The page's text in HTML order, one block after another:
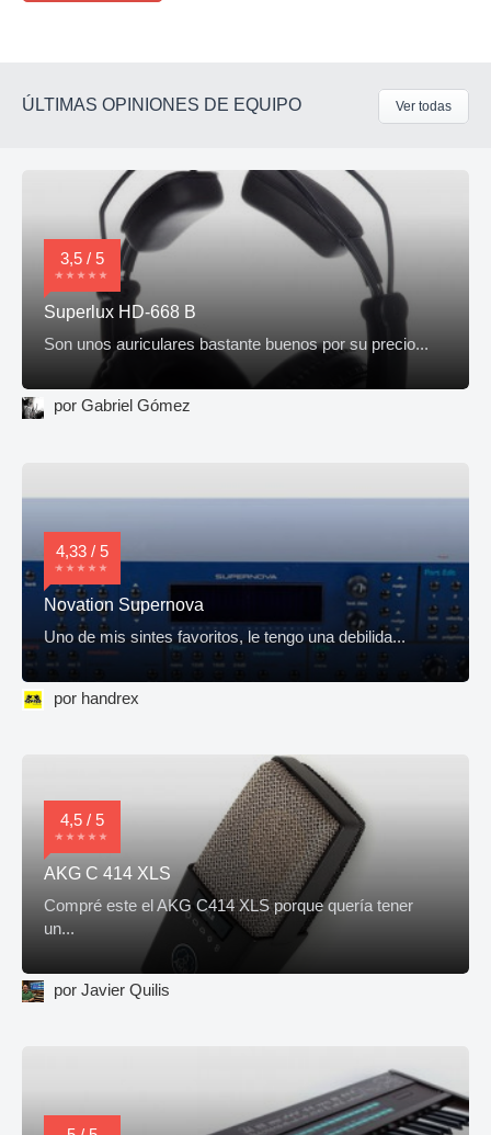
ÚLTIMAS OPINIONES DE EQUIPO Ver todas
3,5 / 5
Superlux HD-668 B
Son unos auriculares bastante buenos por su precio...
por Gabriel Gómez
4,33 / 5
Novation Supernova
Uno de mis sintes favoritos, le tengo una debilida...
por handrex
4,5 / 5
AKG C 414 XLS
Compré este el AKG C414 XLS porque quería tener
un...
por Javier Quilis